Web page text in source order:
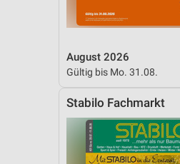
August 2026
Gültig bis Mo. 31.08.
Stabilo Fachmarkt